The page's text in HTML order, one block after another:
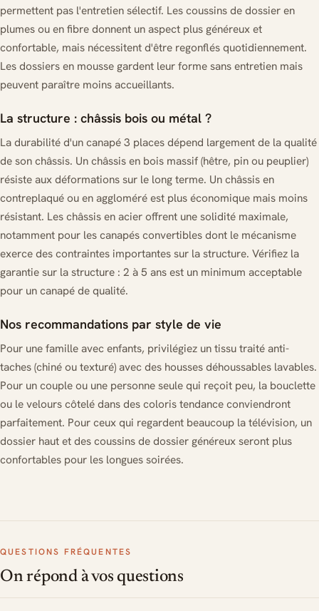
permettent pas l'entretien sélectif. Les coussins de dossier en
plumes ou en fibre donnent un aspect plus généreux et
confortable, mais nécessitent d'être regonflés quotidiennement.
Les dossiers en mousse gardent leur forme sans entretien mais
peuvent paraître moins accueillants.
La structure : châssis bois ou métal ?
La durabilité d'un canapé 3 places dépend largement de la qualité
de son châssis. Un châssis en bois massif (hêtre, pin ou peuplier)
résiste aux déformations sur le long terme. Un châssis en
contreplaqué ou en aggloméré est plus économique mais moins
résistant. Les châssis en acier offrent une solidité maximale,
notamment pour les canapés convertibles dont le mécanisme
exerce des contraintes importantes sur la structure. Vérifiez la
garantie sur la structure : 2 à 5 ans est un minimum acceptable
pour un canapé de qualité.
Nos recommandations par style de vie
Pour une famille avec enfants, privilégiez un tissu traité anti-
taches (chiné ou texturé) avec des housses déhoussables lavables.
Pour un couple ou une personne seule qui reçoit peu, la bouclette
ou le velours côtelé dans des coloris tendance conviendront
parfaitement. Pour ceux qui regardent beaucoup la télévision, un
dossier haut et des coussins de dossier généreux seront plus
confortables pour les longues soirées.
QUESTIONS FRÉQUENTES
On répond à vos questions